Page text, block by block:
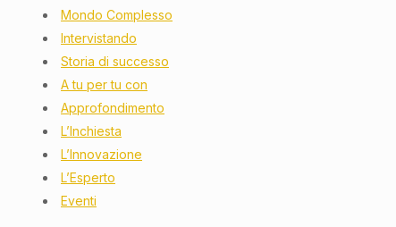
Mondo Complesso
Intervistando
Storia di successo
A tu per tu con
Approfondimento
L’Inchiesta
L’Innovazione
L’Esperto
Eventi